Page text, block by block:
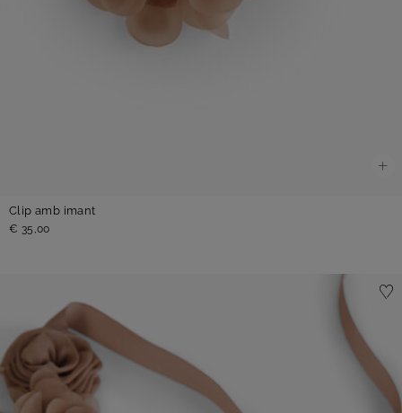
Clip amb imant
€ 35,00